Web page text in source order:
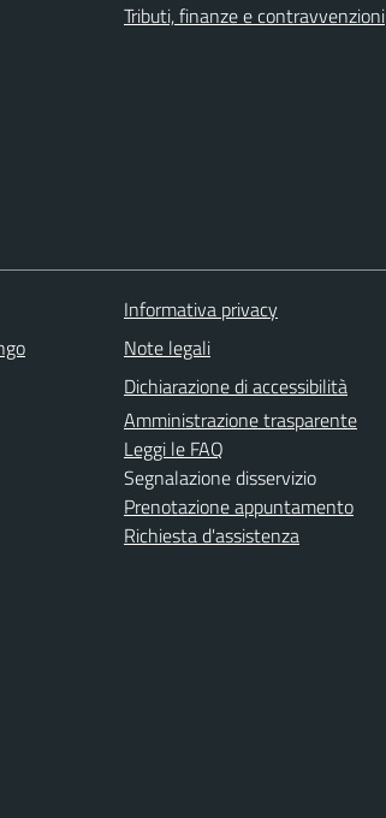
Tributi, finanze e contravvenzioni
Informativa privacy
Note legali
Dichiarazione di accessibilità
Amministrazione trasparente
Leggi le FAQ
Segnalazione disservizio
Prenotazione appuntamento
Richiesta d'assistenza